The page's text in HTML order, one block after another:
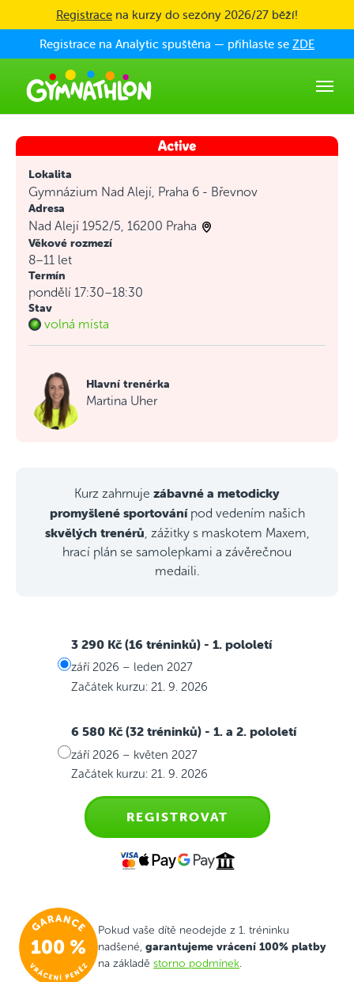
Skip to main content
Registrace na kurzy do sezóny 2026/27 běží!
Registrace na Analytic spuštěna — přihlaste se ZDE
Lokalita
Gymnázium Nad Alejí, Praha 6 - Břevnov
Adresa
Nad Alejí 1952/5, 16200 Praha
Věkové rozmezí
8–11 let
Termín
pondělí 17:30–18:30
Stav
volná místa
Hlavní trenérka
Martina Uher
Kurz zahrnuje zábavné a metodicky
promyšlené sportovánípod vedením našich
skvělých trenérů , zážitky s maskotem Maxem,
hrací plán se samolepkami a závěrečnou
medaili.
3 290 Kč (16 tréninků) - 1. pololetí
září 2026 – leden 2027
Začátek kurzu: 21. 9. 2026
6 580 Kč (32 tréninků) - 1. a 2. pololetí
září 2026 – květen 2027
Začátek kurzu: 21. 9. 2026
REGISTROVAT
Pokud vaše dítě neodejde z 1. tréninku
nadšené, garantujeme vrácení 100% platby
na základě storno podmínek.